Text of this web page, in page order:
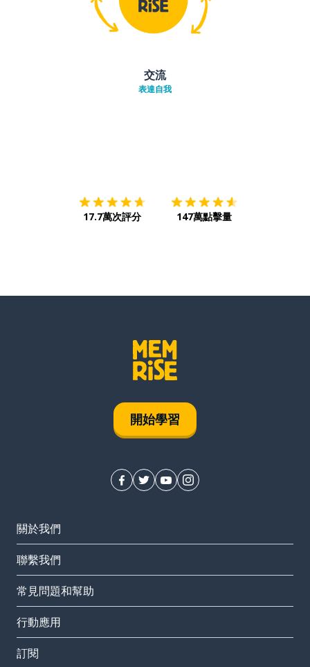
交流
表達自我
17.7萬次評分 147萬點擊量
開始學習
關於我們
聯繫我們
常見問題和幫助
行動應用
訂閱